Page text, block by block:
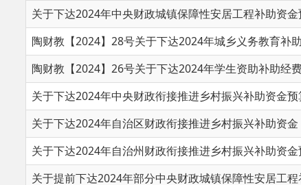
陶财教【2024】26号关于下达2024年学生资助补助经费预算（第二批）中央直达资金的通知
关于下达2024年中央财政衔接推进乡村振兴补助资金预算的通知
关于下达2024年自治区财政衔接推进乡村振兴补助资金（巩固拓展脱贫攻坚成果和乡村振兴任务）预算的通知
关于下达2024年自治州财政衔接推进乡村振兴补助资金预算的通知
关于提前下达2024年部分中央财政城镇保障性安居工程补助资金预算的通知
关于提前下达中央财政2024年普惠金融发展专项资金的通知
首页 上一页 1 2 3 下一页